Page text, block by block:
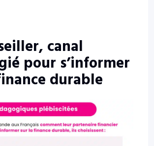
canal
pour s’informer
durable